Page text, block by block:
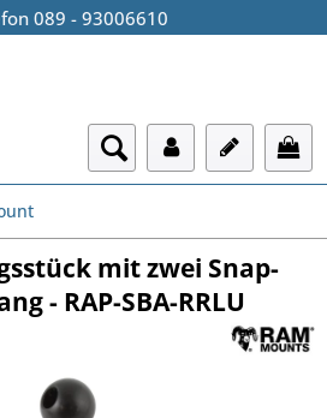
089 - 93006610
mit zwei Snap-
- RAP-SBA-RRLU